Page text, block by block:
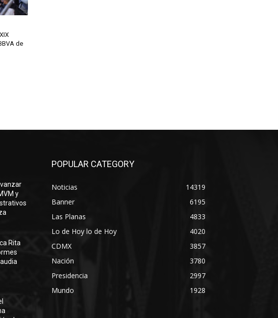
de
y
Rita
POPULAR CATEGORY
Noticias
14319
Banner
6195
Las Planas
4833
Lo de Hoy lo de Hoy
4020
CDMX
3857
Nación
3780
Presidencia
2997
Mundo
1928